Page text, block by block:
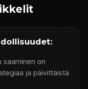
ja päivittäistä